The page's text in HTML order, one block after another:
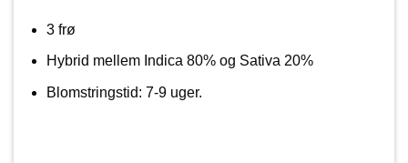
3 frø
Hybrid mellem Indica 80% og Sativa 20%
Blomstringstid: 7-9 uger.